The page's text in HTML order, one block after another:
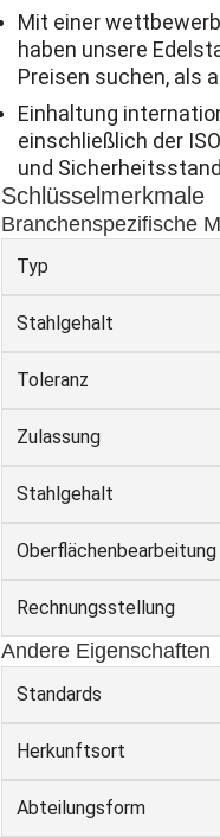
Mit einer
haben unsere
Preisen suchen, als
Einhaltung
einschließlich der
und
Schlüsselmerkmale
Branchenspezifische
Typ
Stahlgehalt
Toleranz
Zulassung
Stahlgehalt
Oberflächenbearbeitung
Rechnungsstellung
Andere Eigenschaften
Standards
Herkunftsort
Abteilungsform